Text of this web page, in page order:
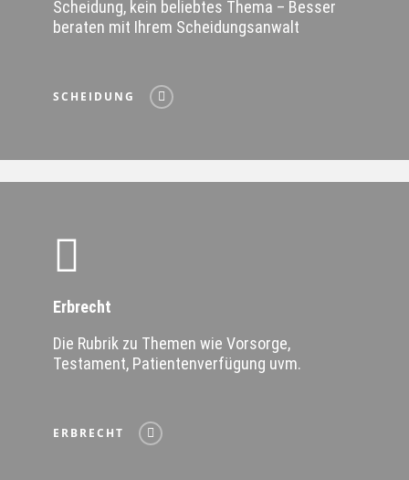
Scheidung, kein beliebtes Thema – Besser
beraten mit Ihrem Scheidungsanwalt
SCHEIDUNG
Erbrecht
Die Rubrik zu Themen wie Vorsorge,
Testament, Patientenverfügung uvm.
ERBRECHT